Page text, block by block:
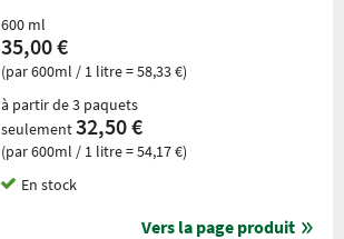
600 ml
35,00 €
(par 600ml / 1 litre = 58,33 €)
à partir de 3 paquets
seulement32,50 €
(par 600ml / 1 litre = 54,17 €)
En stock
Vers la page produit